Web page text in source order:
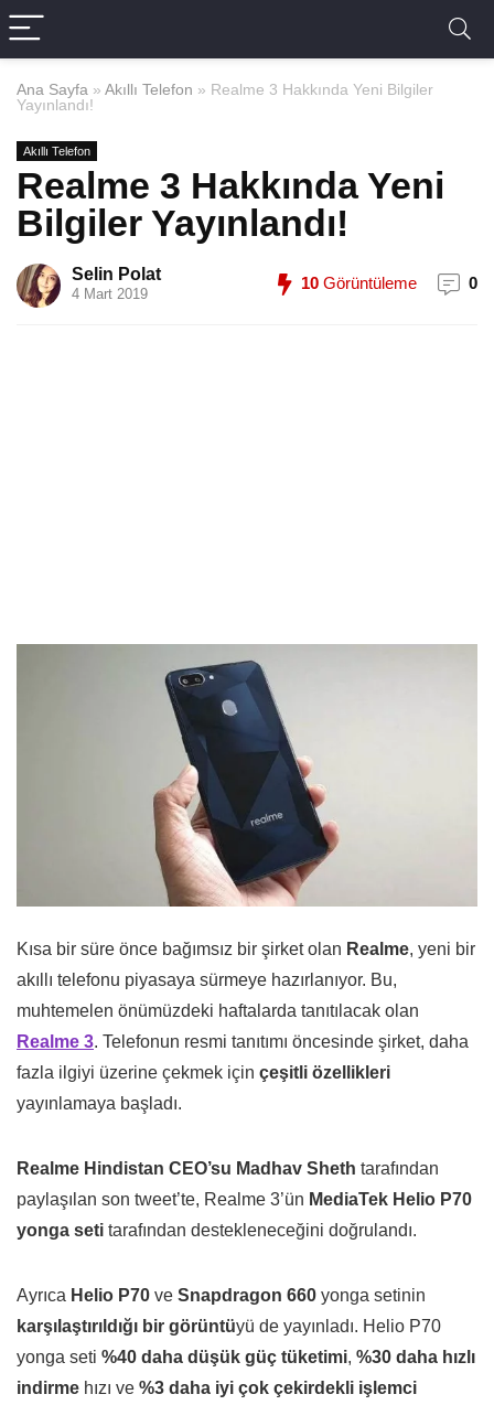
Ana Sayfa » Akıllı Telefon » Realme 3 Hakkında Yeni Bilgiler
Yayınlandı!
Akıllı Telefon
Realme 3 Hakkında Yeni
Bilgiler Yayınlandı!
Selin Polat
4 Mart 2019
10 Görüntüleme 0
Kısa bir süre önce bağımsız bir şirket olan Realme, yeni bir
akıllı telefonu piyasaya sürmeye hazırlanıyor. Bu,
muhtemelen önümüzdeki haftalarda tanıtılacak olan
Realme 3. Telefonun resmi tanıtımı öncesinde şirket, daha
fazla ilgiyi üzerine çekmek için çeşitli özellikleri
yayınlamaya başladı.
Realme Hindistan CEO’su Madhav Sheth tarafından
paylaşılan son tweet’te, Realme 3’ün MediaTek Helio P70
yonga seti tarafından destekleneceğini doğrulandı.
Ayrıca Helio P70 ve Snapdragon 660 yonga setinin
karşılaştırıldığı bir görüntüyü de yayınladı. Helio P70
yonga seti %40 daha düşük güç tüketimi, %30 daha hızlı
indirme hızı ve %3 daha iyi çok çekirdekli işlemci